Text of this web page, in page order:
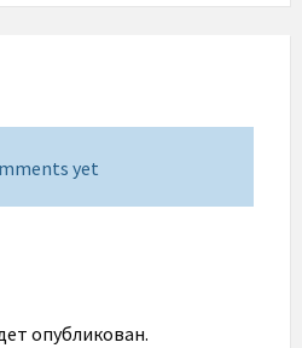
yet
опубликован.